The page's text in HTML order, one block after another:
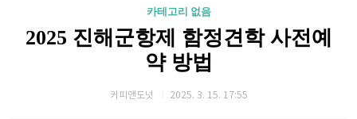
카테고리 없음
2025 진해군항제 함정견학 사전예
약 방법
커피앤도넛 2025. 3. 15. 17:55